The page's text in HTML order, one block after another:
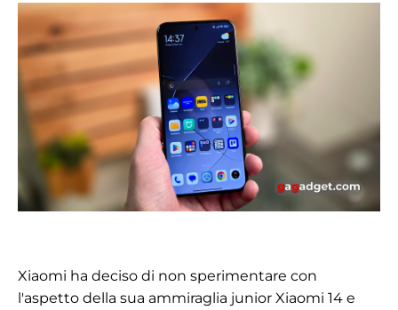
Xiaomi ha deciso di non sperimentare con
l'aspetto della sua ammiraglia junior Xiaomi 14 e